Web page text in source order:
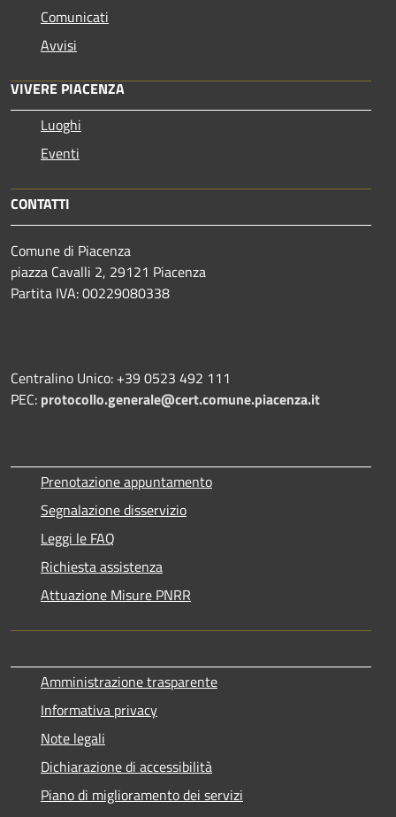
Comunicati
Avvisi
VIVERE PIACENZA
Luoghi
Eventi
CONTATTI
Comune di Piacenza
piazza Cavalli 2, 29121 Piacenza
Partita IVA: 00229080338
Centralino Unico: +39 0523 492 111
PEC: protocollo.generale@cert.comune.piacenza.it
Prenotazione appuntamento
Segnalazione disservizio
Leggi le FAQ
Richiesta assistenza
Attuazione Misure PNRR
Amministrazione trasparente
Informativa privacy
Note legali
Dichiarazione di accessibilità
Piano di miglioramento dei servizi